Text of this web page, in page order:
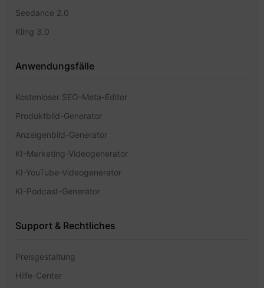
Seedance 2.0
Kling 3.0
Anwendungsfälle
Kostenloser SEO-Meta-Editor
Produktbild-Generator
Anzeigenbild-Generator
KI-Marketing-Videogenerator
KI-YouTube-Videogenerator
KI-Podcast-Generator
Support & Rechtliches
Preisgestaltung
Hilfe-Center